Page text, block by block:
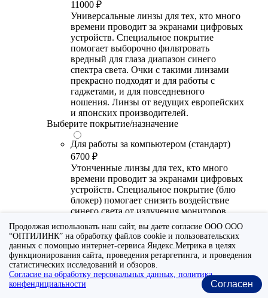
11000 ₽
Универсальные линзы для тех, кто много
времени проводит за экранами цифровых
устройств. Специальное покрытие
помогает выборочно фильтровать
вредный для глаза диапазон синего
спектра света. Очки с такими линзами
прекрасно подходят и для работы с
гаджетами, и для повседневного
ношения. Линзы от ведущих европейских
и японских производителей.
Выберите покрытие/назначение
Для работы за компьютером (стандарт)
6700 ₽
Утонченные линзы для тех, кто много
времени проводит за экранами цифровых
устройств. Специальное покрытие (блю
блокер) помогает снизить воздействие
синего света от излучения мониторов.
Рекомендуются для использования во
время работы с гаджетами, не для
постоянного ношения. Линзы
производства Сербии или Ю.-В. Азии.
Для работы за компьютером (премиум)
20300 ₽
Продолжая использовать наш сайт, вы даете согласие ООО ООО
“ОПТИЛИНК” на обработку файлов cookie и пользовательских
данных с помощью интернет-сервиса Яндекс.Метрика в целях
функционирования сайта, проведения ретаргетинга, и проведения
статистических исследований и обзоров.
Согласие на обработку персональных данных, политика
конфендициальности
Согласен